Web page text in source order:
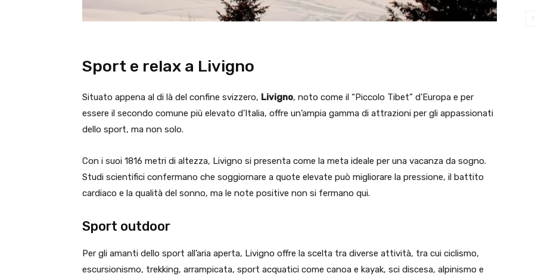
Sport e relax a Livigno
Situato appena al di là del confine svizzero, Livigno, noto come il “Piccolo Tibet” d’Europa e per
essere il secondo comune più elevato d’Italia, offre un’ampia gamma di attrazioni per gli appassionati
dello sport, ma non solo.
Con i suoi 1816 metri di altezza, Livigno si presenta come la meta ideale per una vacanza da sogno.
Studi scientifici confermano che soggiornare a quote elevate può migliorare la pressione, il battito
cardiaco e la qualità del sonno, ma le note positive non si fermano qui.
Sport outdoor
Per gli amanti dello sport all’aria aperta, Livigno offre la scelta tra diverse attività, tra cui ciclismo,
escursionismo, trekking, arrampicata, sport acquatici come canoa e kayak, sci discesa, alpinismo e